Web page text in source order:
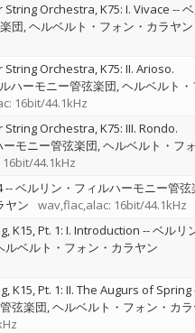
Orchestra, K75: I. Vivace --
団 ヘルベルト・フォン・カラヤン
Orchestra, K75: II. Arioso.
ハーモニー管弦楽団 ヘルベルト・
16bit/44.1kHz
Orchestra, K75: III. Rondo.
モニー管弦楽団 ヘルベルト・フォ
44.1kHz
--ベルリン・フィルハーモニー管弦
ヤン wav,flac,alac: 16bit/44.1kHz
K15, Pt. 1: I. Introduction --ベルリ
ルベルト・フォン・カラヤン
K15, Pt. 1: II. The Augurs of Spring
弦楽団 ヘルベルト・フォン・カラ